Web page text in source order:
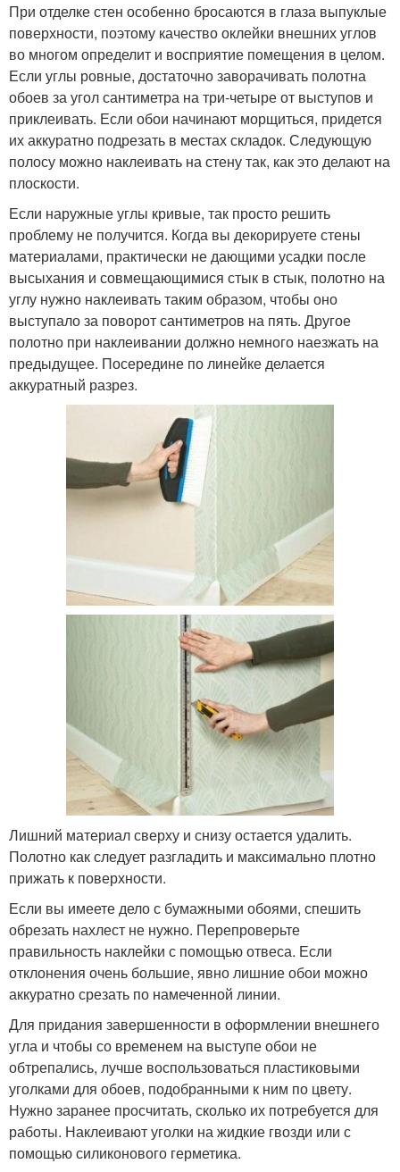
При отделке стен особенно бросаются в глаза выпуклые
поверхности, поэтому качество оклейки внешних углов
во многом определит и восприятие помещения в целом.
Если углы ровные, достаточно заворачивать полотна
обоев за угол сантиметра на три-четыре от выступов и
приклеивать. Если обои начинают морщиться, придется
их аккуратно подрезать в местах складок. Следующую
полосу можно наклеивать на стену так, как это делают на
плоскости.
Если наружные углы кривые, так просто решить
проблему не получится. Когда вы декорируете стены
материалами, практически не дающими усадки после
высыхания и совмещающимися стык в стык, полотно на
углу нужно наклеивать таким образом, чтобы оно
выступало за поворот сантиметров на пять. Другое
полотно при наклеивании должно немного наезжать на
предыдущее. Посередине по линейке делается
аккуратный разрез.
Лишний материал сверху и снизу остается удалить.
Полотно как следует разгладить и максимально плотно
прижать к поверхности.
Если вы имеете дело с бумажными обоями, спешить
обрезать нахлест не нужно. Перепроверьте
правильность наклейки с помощью отвеса. Если
отклонения очень большие, явно лишние обои можно
аккуратно срезать по намеченной линии.
Для придания завершенности в оформлении внешнего
угла и чтобы со временем на выступе обои не
обтрепались, лучше воспользоваться пластиковыми
уголками для обоев, подобранными к ним по цвету.
Нужно заранее просчитать, сколько их потребуется для
работы. Наклеивают уголки на жидкие гвозди или с
помощью силиконового герметика.